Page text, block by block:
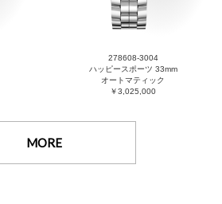
278608-3004
ハッピースポーツ 33mm
オートマティック
￥3,025,000
MORE